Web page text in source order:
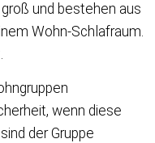
und bestehen aus
Wohn-Schlafraum.
wenn diese
der Gruppe